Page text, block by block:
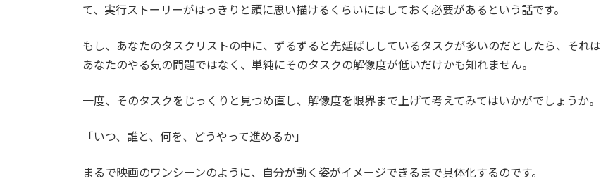
て、実行ストーリーがはっきりと頭に思い描けるくらいにはしておく必要があるという話です。
もし、あなたのタスクリストの中に、ずるずると先延ばししているタスクが多いのだとしたら、それは
あなたのやる気の問題ではなく、単純にそのタスクの解像度が低いだけかも知れません。
一度、そのタスクをじっくりと見つめ直し、解像度を限界まで上げて考えてみてはいかがでしょうか。
「いつ、誰と、何を、どうやって進めるか」
まるで映画のワンシーンのように、自分が動く姿がイメージできるまで具体化するのです。